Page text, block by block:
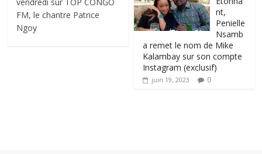
FM, le chantre Patrice
Ngoy
nt,
Penielle
Nsamb
a remet le nom de Mike
Kalambay sur son compte
Instagram (exclusif)
juin 19, 2023 0